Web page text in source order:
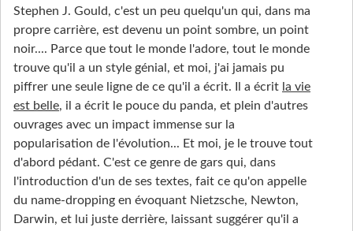
Stephen J. Gould, c'est un peu quelqu'un qui, dans ma
propre carrière, est devenu un point sombre, un point
noir.... Parce que tout le monde l'adore, tout le monde
trouve qu'il a un style génial, et moi, j'ai jamais pu
piffrer une seule ligne de ce qu'il a écrit. Il a écrit la vie
est belle, il a écrit le pouce du panda, et plein d'autres
ouvrages avec un impact immense sur la
popularisation de l'évolution... Et moi, je le trouve tout
d'abord pédant. C'est ce genre de gars qui, dans
l'introduction d'un de ses textes, fait ce qu'on appelle
du name-dropping en évoquant Nietzsche, Newton,
Darwin, et lui juste derrière, laissant suggérer qu'il a